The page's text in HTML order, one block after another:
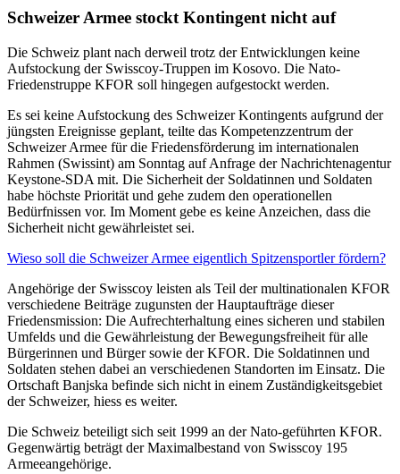
Schweizer Armee stockt Kontingent nicht auf
Die Schweiz plant nach derweil trotz der Entwicklungen keine
Aufstockung der Swisscoy-Truppen im Kosovo. Die Nato-
Friedenstruppe KFOR soll hingegen aufgestockt werden.
Es sei keine Aufstockung des Schweizer Kontingents aufgrund der
jüngsten Ereignisse geplant, teilte das Kompetenzzentrum der
Schweizer Armee für die Friedensförderung im internationalen
Rahmen (Swissint) am Sonntag auf Anfrage der Nachrichtenagentur
Keystone-SDA mit. Die Sicherheit der Soldatinnen und Soldaten
habe höchste Priorität und gehe zudem den operationellen
Bedürfnissen vor. Im Moment gebe es keine Anzeichen, dass die
Sicherheit nicht gewährleistet sei.
Wieso soll die Schweizer Armee eigentlich Spitzensportler fördern?
Angehörige der Swisscoy leisten als Teil der multinationalen KFOR
verschiedene Beiträge zugunsten der Hauptaufträge dieser
Friedensmission: Die Aufrechterhaltung eines sicheren und stabilen
Umfelds und die Gewährleistung der Bewegungsfreiheit für alle
Bürgerinnen und Bürger sowie der KFOR. Die Soldatinnen und
Soldaten stehen dabei an verschiedenen Standorten im Einsatz. Die
Ortschaft Banjska befinde sich nicht in einem Zuständigkeitsgebiet
der Schweizer, hiess es weiter.
Die Schweiz beteiligt sich seit 1999 an der Nato-geführten KFOR.
Gegenwärtig beträgt der Maximalbestand von Swisscoy 195
Armeeangehörige.